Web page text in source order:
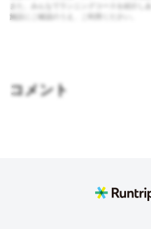
また、みんなでランニングコースを紹介し
施設にご確認のうえ、ご利用ください。
コメント